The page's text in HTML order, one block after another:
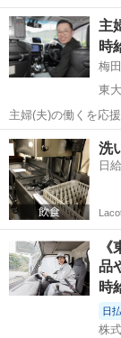
安心して始められ
業務 ※専用車両(キ
降時の介護補助(歩行
大阪 東大阪市
主
時
梅
東
主婦(夫)の働くを応援！ [勤務日数]： 週
06:00~10:00/
大阪 東大阪市
洗
日
品
時
日
株